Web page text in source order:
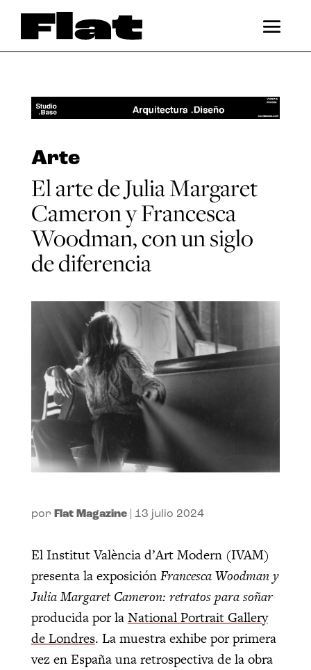
Arte
El arte de Julia Margaret
Cameron y Francesca
Woodman, con un siglo
de diferencia
por Flat Magazine| 13 julio 2024
El Institut València d’Art Modern (IVAM)
presenta la exposiciónFrancesca Woodman y
Julia Margaret Cameron: retratos para soñar
producida por laNational Portrait Gallery
de Londres. La muestra exhibe por primera
vez en España una retrospectiva de la obra